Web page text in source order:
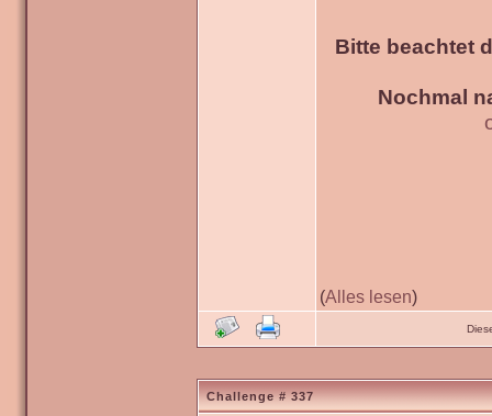
Bitte beachtet
Nochmal
(Alles lesen)
Challenge # 337